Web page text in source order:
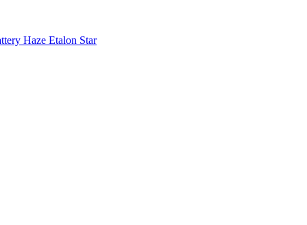
Haze Etalon Star